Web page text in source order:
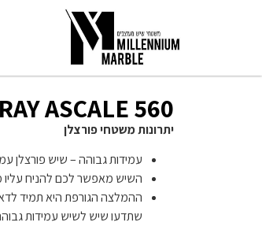
560 CARDOSO GRAY ASCALE
יתרונות משטחי פורצלן
עמידות גבוהה – שיש פורצלן
השיש מאפשר לכם להניח
ההמלצה הגורפת היא תמיד
שתדעו שיש לשיש עמידות